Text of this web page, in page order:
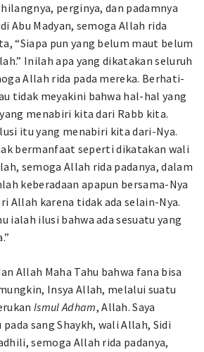
perginya, dan padamnya
Abu Madyan, semoga Allah rida
“Siapa pun yang belum maut belum
Inilah apa yang dikatakan seluruh
Allah rida pada mereka. Berhati-
tidak meyakini bahwa hal-hal yang
menabiri kita dari Rabb kita.
itu yang menabiri kita dari-Nya.
bermanfaat seperti dikatakan wali
semoga Allah rida padanya, dalam
keberadaan apapun bersama-Nya
Allah karena tidak ada selain-Nya.
ialah ilusi bahwa ada sesuatu yang
Allah Maha Tahu bahwa fana bisa
Insya Allah, melalui suatu
Ismul Adham, Allah. Saya
sang Shaykh, wali Allah, Sidi
semoga Allah rida padanya,